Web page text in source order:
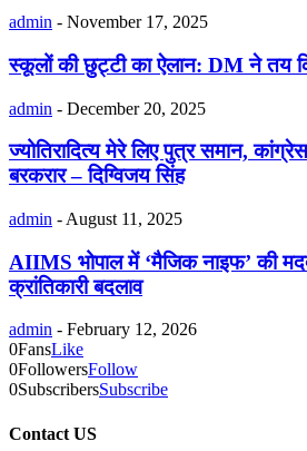
admin - November 17, 2025
स्कूलों की छुट्टी का ऐलान: DM ने तय
admin - December 20, 2025
ज्योतिरादित्य मेरे लिए पुत्र समान,
बरकरार – दिग्विजय सिंह
admin - August 11, 2025
AIIMS भोपाल में ‘मैजिक नाइफ’ की
क्रांतिकारी बदलाव
admin - February 12, 2026
0FansLike
0FollowersFollow
0SubscribersSubscribe
Contact US